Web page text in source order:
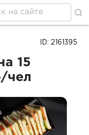
15
чел
ID: 2161395